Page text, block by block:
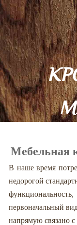
Мебельная
В наше время
недорогой
первоначальный
напрямую связано